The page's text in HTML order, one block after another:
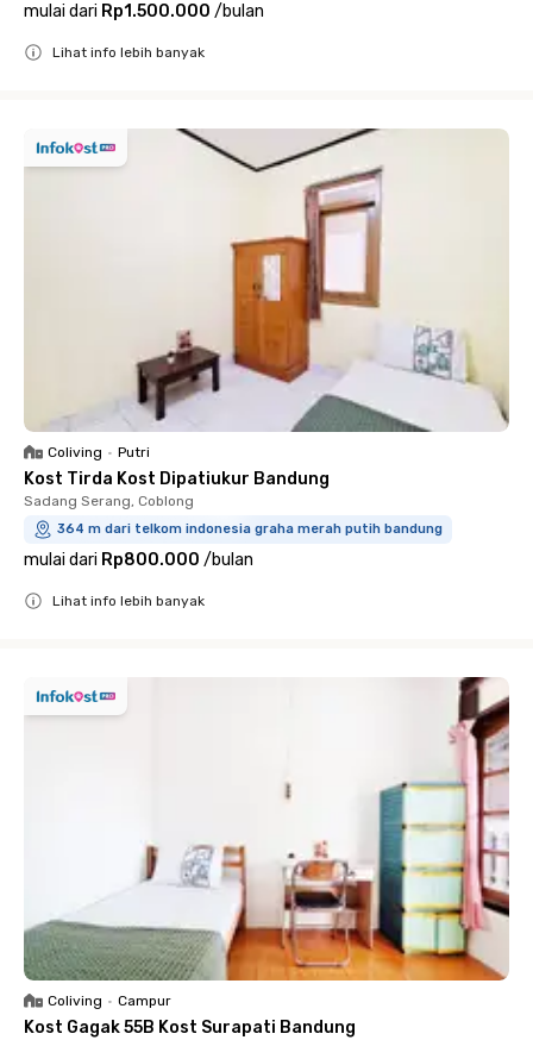
mulai dari Rp1.500.000 /bulan
Lihat info lebih banyak
Coliving • Putri
Kost Tirda Kost Dipatiukur Bandung
Sadang Serang, Coblong
364 m dari telkom indonesia graha merah putih bandung
mulai dari Rp800.000 /bulan
Lihat info lebih banyak
Coliving • Campur
Kost Gagak 55B Kost Surapati Bandung